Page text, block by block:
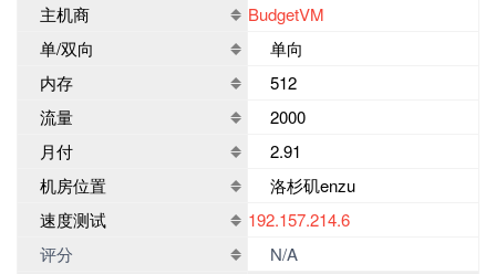
主机商
BudgetVM
单/双向
单向
内存
512
流量
2000
月付
2.91
机房位置
洛杉矶enzu
速度测试
192.157.214.6
评分
N/A